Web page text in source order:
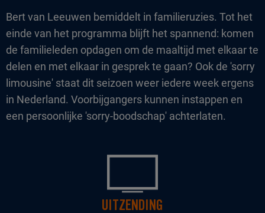
Bert van Leeuwen bemiddelt in familieruzies. Tot het
einde van het programma blijft het spannend: komen
de familieleden opdagen om de maaltijd met elkaar te
delen en met elkaar in gesprek te gaan? Ook de 'sorry
limousine' staat dit seizoen weer iedere week ergens
in Nederland. Voorbijgangers kunnen instappen en
een persoonlijke 'sorry-boodschap' achterlaten.
UITZENDING